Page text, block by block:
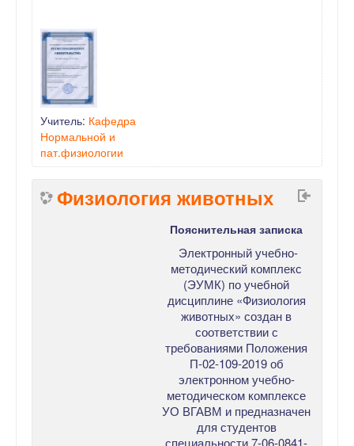
Учитель: Кафедра
Нормальной и
пат.физиологии
Физиология животных
Пояснительная записка
Электронный учебно-
методический комплекс
(ЭУМК) по учебной
дисциплине «Физиология
животных» создан в
соответствии с
требованиями Положения
П-02-109-2019 об
электронном учебно-
методическом комплексе
УО ВГАВМ и предназначен
для студентов
специальности 7-06-0841-